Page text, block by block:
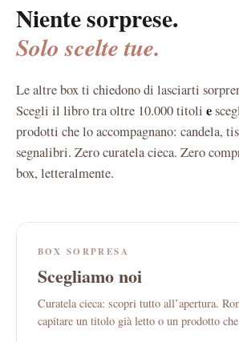
COMPONI LA TUA BOX
PARLA CON NOI SU
Da€44,90 · 24-48h a casa · Senza abbonamento
Niente sorprese.
Solo scelte tue.
Le altre box ti chiedono di lasciarti
Scegli il libro tra oltre 10.000 titoli e
prodotti che lo accompagnano: candela,
segnalibri. Zero curatela cieca. Zero
box, letteralmente.
BOX SORPRESA
Scegliamo noi
Curatela cieca: scopri tutto all’apertura.
capitare un titolo già letto o un prodotto